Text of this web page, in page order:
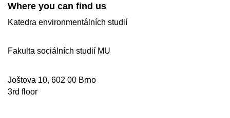
Where you can find us
Katedra environmentálních studií
Fakulta sociálních studií MU
Joštova 10, 602 00 Brno
3rd floor